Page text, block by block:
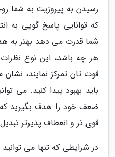
رسیدن به پیروزیت به شما
که توانایی پاسخ گویی به
شما قدرت می دهد بهتر به
هر چه باشد، این نوع
قوت تان تمرکز نمایند،
باید بهبود پیدا کنید. می
ضعف خود را هدف بگیرید
قوی تر و انعطاف پذیرتر
در شرایطی که تنها می